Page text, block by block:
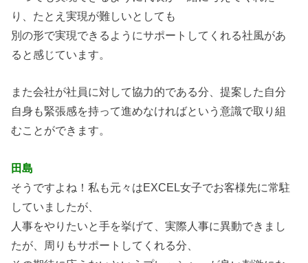
り、たとえ実現が難しいとしても
別の形で実現できるようにサポートしてくれる社風があ
ると感じています。
また会社が社員に対して協力的である分、提案した自分
自身も緊張感を持って進めなければという意識で取り組
むことができます。
田島
そうですよね！私も元々はEXCEL女子でお客様先に常駐
していましたが、
人事をやりたいと手を挙げて、実際人事に異動できまし
たが、周りもサポートしてくれる分、